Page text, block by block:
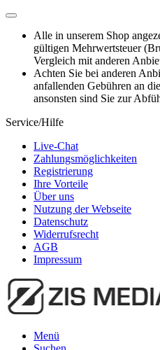
Alle in unserem Shop
gültigen Mehrwertsteuer
Vergleich mit anderen
Achten Sie bei anderen
anfallenden Gebühren an
ansonsten sind Sie zur
Service/Hilfe
Live-Chat
Zahlungsmöglichkeiten
Registrierung
Ihre Vorteile
Über uns
Nutzung der Webseite
Datenschutz
Widerrufsrecht
AGB
Impressum
Menü